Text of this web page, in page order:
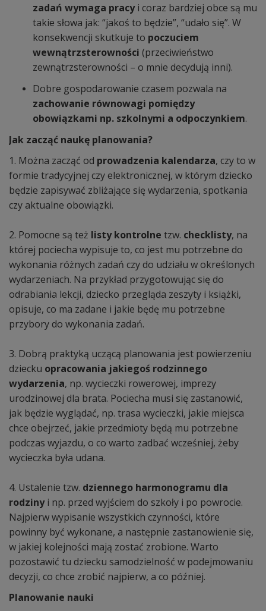
zadań wymaga pracyi coraz bardziej obce są mu
takie słowa jak: “jakoś to będzie”, “udało się”. W
konsekwencji skutkuje to poczuciem
wewnątrzsterowności (przeciwieństwo
zewnątrzsterowności – o mnie decydują inni).
Dobre gospodarowanie czasem pozwala na
zachowanie równowagi pomiędzy
obowiązkami np. szkolnymi a odpoczynkiem.
Jak zacząć naukę planowania?
1. Można zacząć od prowadzenia kalendarza, czy to w
formie tradycyjnej czy elektronicznej, w którym dziecko
będzie zapisywać zbliżające się wydarzenia, spotkania
czy aktualne obowiązki.
2. Pomocne są też listy kontrolne tzw. checklisty, na
której pociecha wypisuje to, co jest mu potrzebne do
wykonania różnych zadań czy do udziału w określonych
wydarzeniach. Na przykład przygotowując się do
odrabiania lekcji, dziecko przegląda zeszyty i książki,
opisuje, co ma zadane i jakie będę mu potrzebne
przybory do wykonania zadań.
3. Dobrą praktyką uczącą planowania jest powierzeniu
dziecku opracowania jakiegoś rodzinnego
wydarzenia, np. wycieczki rowerowej, imprezy
urodzinowej dla brata. Pociecha musi się zastanowić,
jak będzie wyglądać, np. trasa wycieczki, jakie miejsca
chce obejrzeć, jakie przedmioty będą mu potrzebne
podczas wyjazdu, o co warto zadbać wcześniej, żeby
wycieczka była udana.
4. Ustalenie tzw. dziennego harmonogramu dla
rodzinyi np. przed wyjściem do szkoły i po powrocie.
Najpierw wypisanie wszystkich czynności, które
powinny być wykonane, a następnie zastanowienie się,
w jakiej kolejności mają zostać zrobione. Warto
pozostawić tu dziecku samodzielność w podejmowaniu
decyzji, co chce zrobić najpierw, a co później.
Planowanie nauki